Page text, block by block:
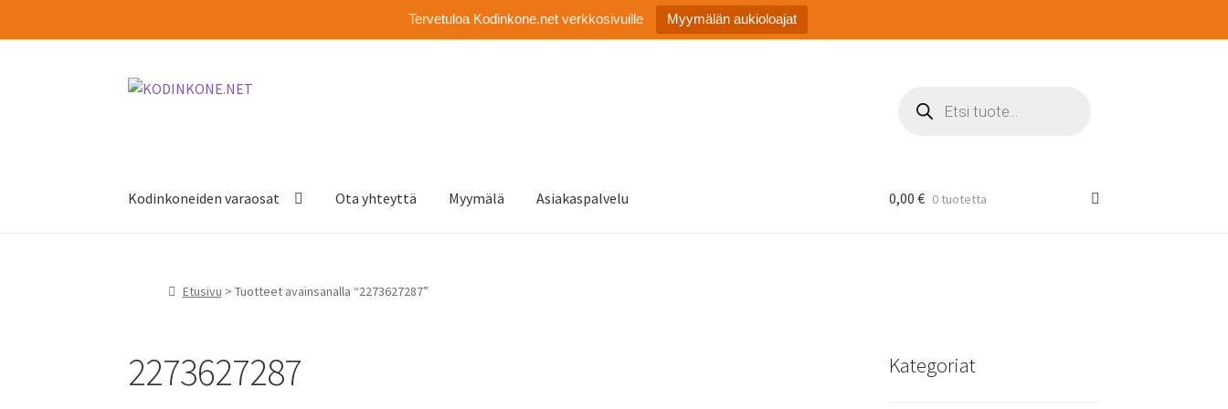
Tervetuloa Kodinkone.net verkkosivuille Myymälän aukioloajat
Siirry
Siirry
search
Kodinkoneiden varaosat Ota yhteyttä Myymälä Asiakaspalvelu 0,00 € 0 tuotetta
Etusivu > Tuotteet avainsanalla “2273627287”
2273627287 Kategoriat